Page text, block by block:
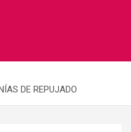
DE REPUJADO